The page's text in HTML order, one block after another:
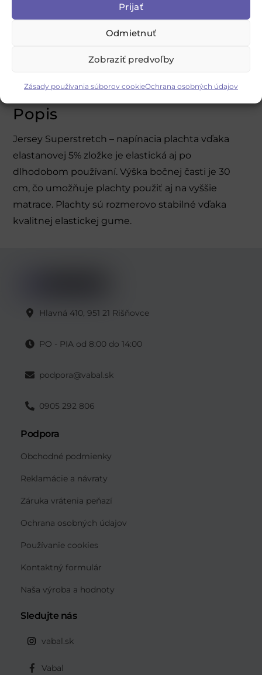
Prijať
Odmietnuť
Zobraziť predvoľby
Zásady používania súborov cookieOchrana osobných údajov
PRIDAŤ DO KOŠÍKA
r
a
t
i
v
e
:
Popis
Jersey Superstretch – napínacia plachta vďaka
elastanovej 5% zložke je elastická aj po
dlhodobom používaní. Výška bočnej časti je 30
cm, čo umožňuje plachty použiť aj na vyššie
matrace. Plachty sú rozmerovo stabilné vďaka
kvalitnej elastickej gume.
Hlavná 410, 951 21 Rišňovce
PO - PIA od 8:00 do 14:00
podpora@vabal.sk
0905 292 806
Podpora
Obchodné podmienky
Reklamácie a návraty
Záruka vrátenia peňazí
Ochrana osobných údajov
Používanie cookies
Kontaktný formulár
Naša výroba a hodnoty
Sledujte nás
vabal.sk
Vabal